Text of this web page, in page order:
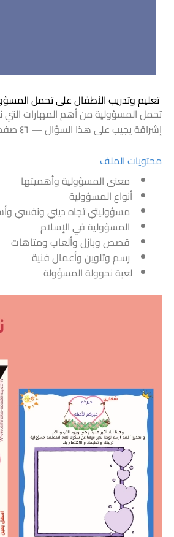
تعليم وتدريب الأطفال على تحمل
تحمل المسؤولية من أهم المهارات
إشراقة يجيب على هذا السؤال — ٤٦ صفحة PDF مليئة بالقصص والألعاب والأنشطة التي تعلّم طفلك تحمل المسؤولية بشكل تلقائي وممتع.
محتويات الملف
معنى المسؤولية وأهميتها
أنواع المسؤولية
مسؤوليتي تجاه ديني ونفسي
المسؤولية في الإسلام
قصص وبازل وألعاب ومتاهات
رسم وتلوين وأعمال فنية
لعبة نحوولة المسؤولة